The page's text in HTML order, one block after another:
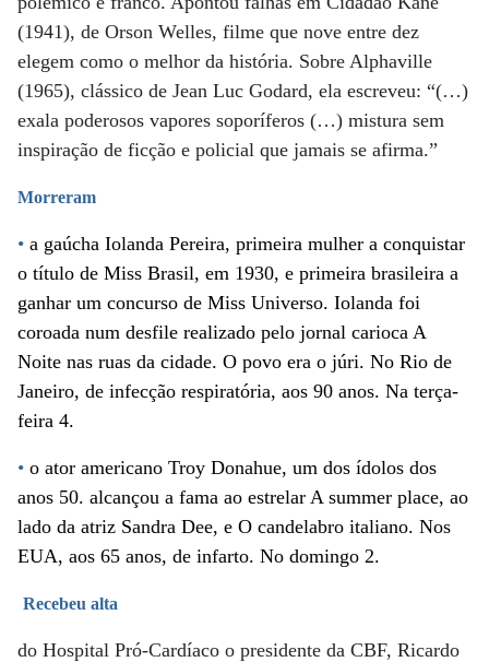
(1941), de Orson Welles, filme que nove entre dez
elegem como o melhor da história. Sobre Alphaville
(1965), clássico de Jean Luc Godard, ela escreveu: “(…)
exala poderosos vapores soporíferos (…) mistura sem
inspiração de ficção e policial que jamais se afirma.”
Morreram
• a gaúcha Iolanda Pereira, primeira mulher a conquistar
o título de Miss Brasil, em 1930, e primeira brasileira a
ganhar um concurso de Miss Universo. Iolanda foi
coroada num desfile realizado pelo jornal carioca A
Noite nas ruas da cidade. O povo era o júri. No Rio de
Janeiro, de infecção respiratória, aos 90 anos. Na terça-
feira 4.
• o ator americano Troy Donahue, um dos ídolos dos
anos 50. alcançou a fama ao estrelar A summer place, ao
lado da atriz Sandra Dee, e O candelabro italiano. Nos
EUA, aos 65 anos, de infarto. No domingo 2.
Recebeu alta
do Hospital Pró-Cardíaco o presidente da CBF, Ricardo